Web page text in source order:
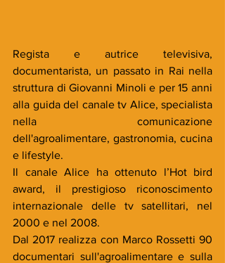
Regista e autrice televisiva,
documentarista, un passato in Rai nella
struttura di Giovanni Minoli e per 15 anni
alla guida del canale tv Alice, specialista
nella comunicazione
dell'agroalimentare, gastronomia, cucina
e lifestyle.
Il canale Alice ha ottenuto l’Hot bird
award, il prestigioso riconoscimento
internazionale delle tv satellitari, nel
2000 e nel 2008.
Dal 2017 realizza con Marco Rossetti 90
documentari sull'agroalimentare e sulla